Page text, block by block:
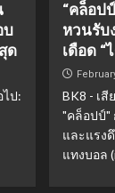
บ
ด
ไป:
“คล็อป
หวนรับ
เดือด “
BK8 - เ
"คล็อปป์"
และแรง
แทงบอล